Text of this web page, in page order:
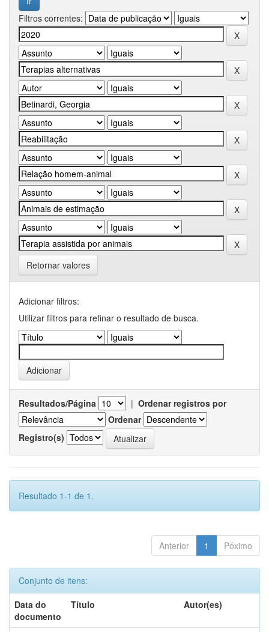
Filtros correntes:
Retornar valores
Adicionar filtros:
Utilizar filtros para refinar o resultado de busca.
Resultados/Página | Ordenar registros por
Ordenar
Registro(s)
Resultado 1-1 de 1.
Anterior 1 Póximo
Conjunto de itens:
Data do
documento
Título Autor(es)